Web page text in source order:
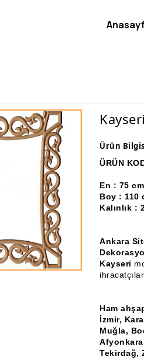
Ürün
ÜRÜN
En :
Boy : 110
Kalınlık :
Ankara
Kayseri
Ham
İzmir,
Muğla,
Tekirdağ,